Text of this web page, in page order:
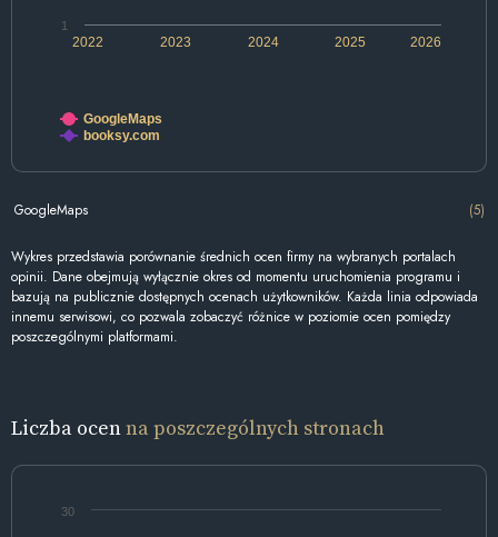
2022 2024 2026
2023 2025
1
GoogleMaps
booksy.com
GoogleMaps (5)
Wykres przedstawia porównanie średnich ocen firmy na wybranych portalach
opinii. Dane obejmują wyłącznie okres od momentu uruchomienia programu i
bazują na publicznie dostępnych ocenach użytkowników. Każda linia odpowiada
innemu serwisowi, co pozwala zobaczyć różnice w poziomie ocen pomiędzy
poszczególnymi platformami.
Liczba ocenna poszczególnych stronach
30